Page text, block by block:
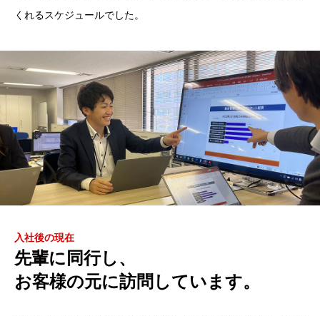
オフィスツアー
社名の由来
会社沿革
企業使命・理念
採用情報
新卒採用の募集職種一覧
くれるスケジュールでした。
入社後の現在
先輩に同行し、
お客様の元に訪問しています。